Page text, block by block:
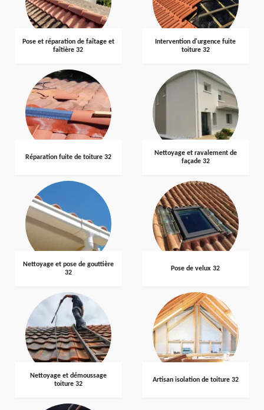
Pose et réparation de faîtage et
faîtière 32
Intervention d'urgence fuite
toiture 32
Réparation fuite de toiture 32
Nettoyage et ravalement de
façade 32
Nettoyage et pose de gouttière
32
Pose de velux 32
Nettoyage et démoussage
toiture 32
Artisan isolation de toiture 32